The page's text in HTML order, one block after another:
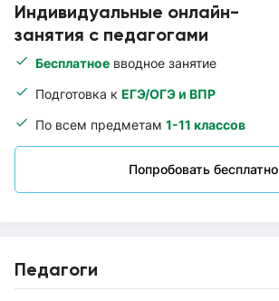
Индивидуальные онлайн-
занятия с педагогами
Бесплатное вводное занятие
Подготовка к ЕГЭ/ОГЭ и ВПР
По всем предметам 1-11 классов
Попробовать бесплатно
Педагоги